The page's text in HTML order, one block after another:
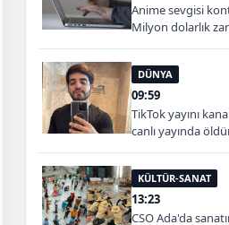
Anime sevgisi
Milyon dolarlık
DÜNYA
09:59
TikTok yayını
canlı yayında
KÜLTÜR-SANAT
13:23
CSO Ada'da